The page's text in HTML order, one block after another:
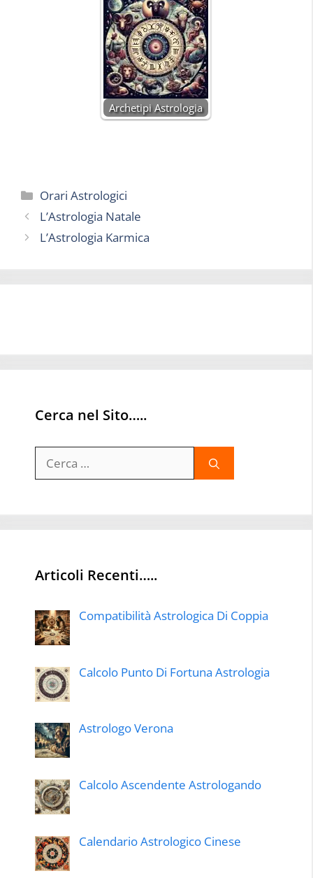
Archetipi Astrologia
Categorie
Orari Astrologici
L’Astrologia Natale
L’Astrologia Karmica
Cerca nel Sito…..
per:
Articoli Recenti…..
Compatibilità Astrologica Di Coppia
Calcolo Punto Di Fortuna Astrologia
Astrologo Verona
Calcolo Ascendente Astrologando
Calendario Astrologico Cinese